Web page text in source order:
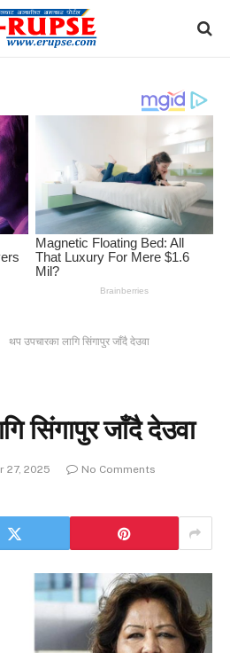
थप उपचारका लागि सिंगापुर जाँदै देउवा
सिंगापुर जाँदै देउवा
27, 2025
No Comments